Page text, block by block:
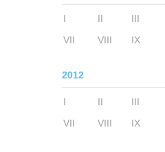
I II III
VII
VIII IX
2012
I II III
VII
VIII IX